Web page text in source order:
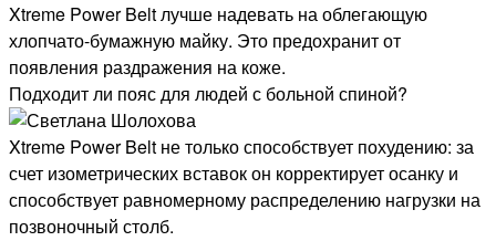
Xtreme Power Belt лучше надевать на облегающую
хлопчато-бумажную майку. Это предохранит от
появления раздражения на коже.
Подходит ли пояс для людей с больной спиной?
Xtreme Power Belt не только способствует похудению: за
счет изометрических вставок он корректирует осанку и
способствует равномерному распределению нагрузки на
позвоночный столб.